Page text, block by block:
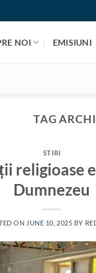
NOI EMISIUNI
TAG
STIRI
religioase
Dumnezeu
ON JUNE 10, 2025 BY